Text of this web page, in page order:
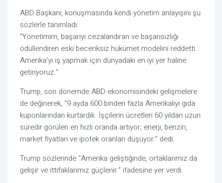
ABD Başkanı, konuşmasında kendi yönetim anlayışını şu
sözlerle tanımladı:
“Yönetimim, başarıyı cezalandıran ve başarısızlığı
ödüllendiren eski beceriksiz hükümet modelini reddetti...
Amerika'yı iş yapmak için dünyadaki en iyi yer haline
getiriyoruz.”
Trump, son dönemde ABD ekonomisindeki gelişmelere
de değinerek, “9 ayda 600 binden fazla Amerikalıyı gıda
kuponlarından kurtardık. İşçilerin ücretleri 60 yıldan uzun
süredir görülen en hızlı oranda artıyor; enerji, benzin,
market fiyatları ve ipotek oranları düşüyor.” dedi.
Trump sözlerinde “Amerika geliştiğinde, ortaklarımız da
gelişir ve ittifaklarımız güçlenir.” ifadesine yer verdi.